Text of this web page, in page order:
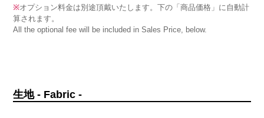
※オプション料金は別途頂戴いたします。下の「商品価格」に自動計
算されます。
All the optional fee will be included in Sales Price, below.
生地 - Fabric -